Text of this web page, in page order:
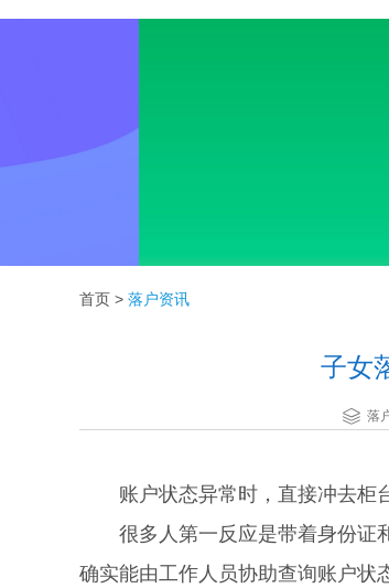
首页 > 落户资讯
子女
落
账户状态异常时，直接冲去柜台
很多人第一反应是带着身份证和
确实能由工作人员协助查询账户状